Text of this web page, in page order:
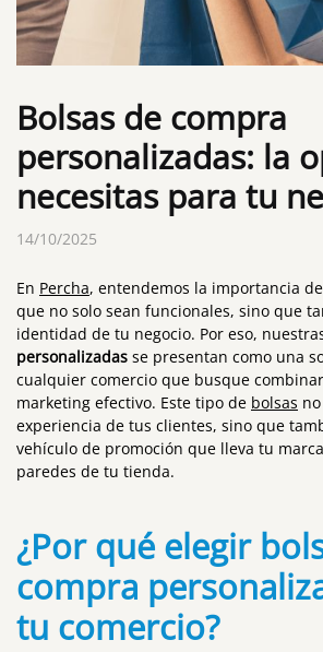
Bolsas de compra
personalizadas: la
necesitas para tu
14/10/2025
En Percha, entendemos la importancia
que no solo sean funcionales, sino que
identidad de tu negocio. Por eso,
personalizadas se presentan como una
cualquier comercio que busque
marketing efectivo. Este tipo de bolsas
experiencia de tus clientes, sino que
vehículo de promoción que lleva tu
paredes de tu tienda.
¿Por qué elegir
compra
tu comercio?